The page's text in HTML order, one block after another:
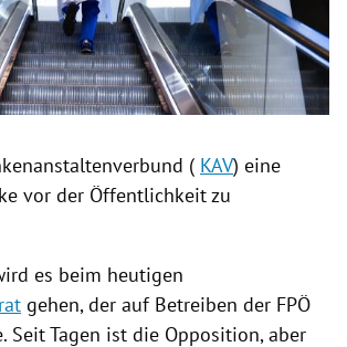
( KAV) eine
vor der Öffentlichkeit zu
es beim heutigen
gehen, der auf Betreiben der FPÖ
Seit Tagen ist die Opposition, aber